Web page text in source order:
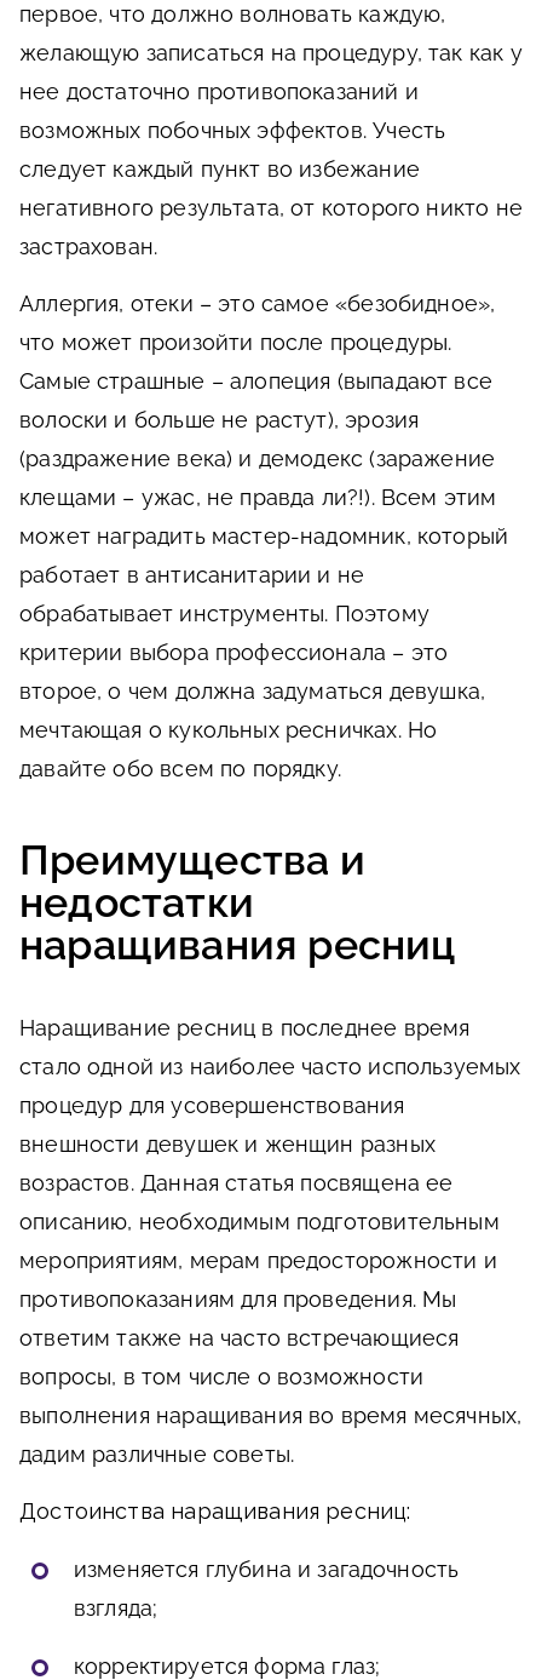
первое, что должно волновать каждую,
желающую записаться на процедуру, так как у
нее достаточно противопоказаний и
возможных побочных эффектов. Учесть
следует каждый пункт во избежание
негативного результата, от которого никто не
застрахован.
Аллергия, отеки – это самое «безобидное»,
что может произойти после процедуры.
Самые страшные – алопеция (выпадают все
волоски и больше не растут), эрозия
(раздражение века) и демодекс (заражение
клещами – ужас, не правда ли?!). Всем этим
может наградить мастер-надомник, который
работает в антисанитарии и не
обрабатывает инструменты. Поэтому
критерии выбора профессионала – это
второе, о чем должна задуматься девушка,
мечтающая о кукольных ресничках. Но
давайте обо всем по порядку.
Преимущества и
недостатки
наращивания ресниц
Наращивание ресниц в последнее время
стало одной из наиболее часто используемых
процедур для усовершенствования
внешности девушек и женщин разных
возрастов. Данная статья посвящена ее
описанию, необходимым подготовительным
мероприятиям, мерам предосторожности и
противопоказаниям для проведения. Мы
ответим также на часто встречающиеся
вопросы, в том числе о возможности
выполнения наращивания во время месячных,
дадим различные советы.
Достоинства наращивания ресниц:
изменяется глубина и загадочность
взгляда;
корректируется форма глаз;